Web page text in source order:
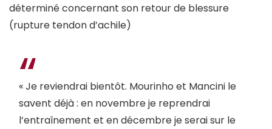
déterminé concernant son retour de blessure
(rupture tendon d’achile)
« Je reviendrai bientôt. Mourinho et Mancini le
savent déjà : en novembre je reprendrai
l’entraînement et en décembre je serai sur le